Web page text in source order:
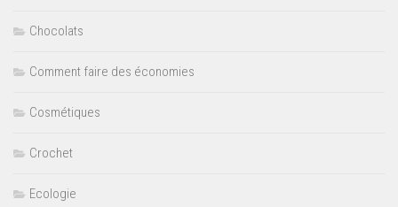
Chocolats
Comment faire des économies
Cosmétiques
Crochet
Ecologie